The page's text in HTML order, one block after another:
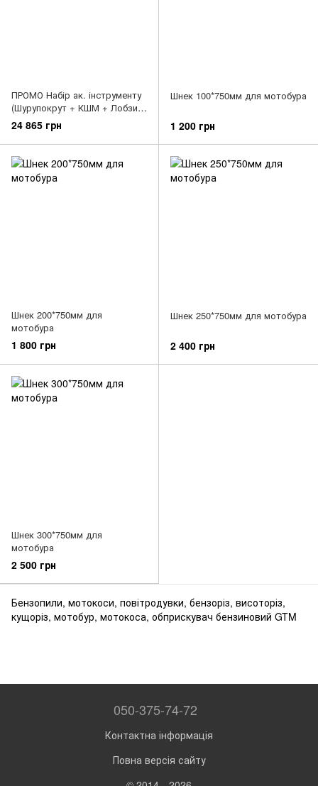
ПРОМО Набір ак. інструменту
(Шурупокрут + КШМ + Лобзик
+ Циркулярка + Фрезер)
24 865 грн
Шнек 100*750мм для мотобура
1 200 грн
Шнек 200*750мм для
мотобура
1 800 грн
Шнек 250*750мм для мотобура
2 400 грн
Шнек 300*750мм для
мотобура
2 500 грн
Бензопили, мотокоси, повітродувки, бензоріз, висоторіз,
кущоріз, мотобур, мотокоса, обприскувач бензиновий GTM
050-375-74-72
Контактна інформація
Повна версія сайту